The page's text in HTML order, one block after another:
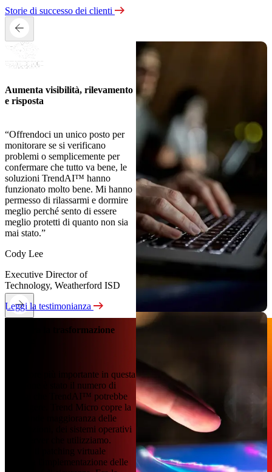
Storie di successo dei clienti
Aumenta visibilità, rilevamento
e risposta
“Offrendoci un unico posto per
monitorare se si verificano
problemi o semplicemente per
confermare che tutto va bene, le
soluzioni TrendAI™ hanno
funzionato molto bene. Mi hanno
permesso di rilassarmi e dormire
meglio perché sento di essere
meglio protetti di quanto non sia
mai stato.”
Cody Lee
Executive Director of
Technology, Weatherford ISD
Leggi la testimonianza
Accelera la trasformazione
“Il fattore più importante in questa
decisione è stato il numero di
sistemi che TrendAI™ potrebbe
proteggere. Trend Micro copre la
stragrande maggioranza delle
applicazioni, dei sistemi operativi
e dei server che utilizziamo.
Inoltre, il patching virtuale
accelera l'implementazione delle